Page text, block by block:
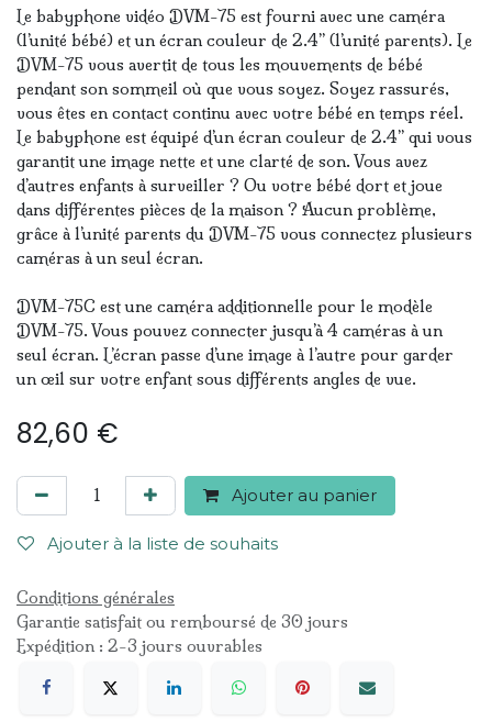
Le babyphone vidéo DVM-75 est fourni avec une caméra
(l’unité bébé) et un écran couleur de 2.4’’ (l’unité parents). Le
DVM-75 vous avertit de tous les mouvements de bébé
pendant son sommeil où que vous soyez. Soyez rassurés,
vous êtes en contact continu avec votre bébé en temps réel.
Le babyphone est équipé d’un écran couleur de 2.4’’ qui vous
garantit une image nette et une clarté de son. Vous avez
d’autres enfants à surveiller ? Ou votre bébé dort et joue
dans différentes pièces de la maison ? Aucun problème,
grâce à l’unité parents du DVM-75 vous connectez plusieurs
caméras à un seul écran.
DVM-75C est une caméra additionnelle pour le modèle
DVM-75. Vous pouvez connecter jusqu’à 4 caméras à un
seul écran. L’écran passe d’une image à l’autre pour garder
un œil sur votre enfant sous différents angles de vue.
82,60 €
Ajouter au panier
Ajouter à la liste de souhaits
Conditions générales
Garantie satisfait ou remboursé de 30 jours
Expédition : 2-3 jours ouvrables